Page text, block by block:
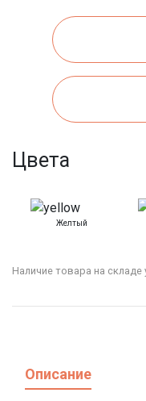
Цвета
Желтый
Наличие товара на
Описание